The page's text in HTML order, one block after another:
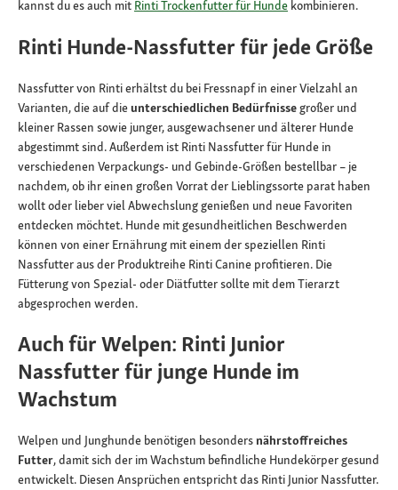
kannst du es auch mit Rinti Trockenfutter für Hunde kombinieren.
Rinti Hunde-Nassfutter für jede Größe
Nassfutter von Rinti erhältst du bei Fressnapf in einer Vielzahl an
Varianten, die auf dieunterschiedlichen Bedürfnissegroßer und
kleiner Rassen sowie junger, ausgewachsener und älterer Hunde
abgestimmt sind. Außerdem ist Rinti Nassfutter für Hunde in
verschiedenen Verpackungs- und Gebinde-Größen bestellbar – je
nachdem, ob ihr einen großen Vorrat der Lieblingssorte parat haben
wollt oder lieber viel Abwechslung genießen und neue Favoriten
entdecken möchtet. Hunde mit gesundheitlichen Beschwerden
können von einer Ernährung mit einem der speziellen Rinti
Nassfutter aus der Produktreihe Rinti Canine profitieren. Die
Fütterung von Spezial- oder Diätfutter sollte mit dem Tierarzt
abgesprochen werden.
Auch für Welpen: Rinti Junior
Nassfutter für junge Hunde im
Wachstum
Welpen und Junghunde benötigen besonders nährstoffreiches
Futter, damit sich der im Wachstum befindliche Hundekörper gesund
entwickelt. Diesen Ansprüchen entspricht das Rinti Junior Nassfutter.